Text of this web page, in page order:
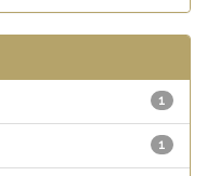
1
1